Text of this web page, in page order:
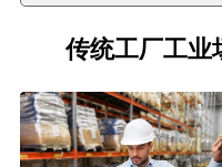
传统工厂工业